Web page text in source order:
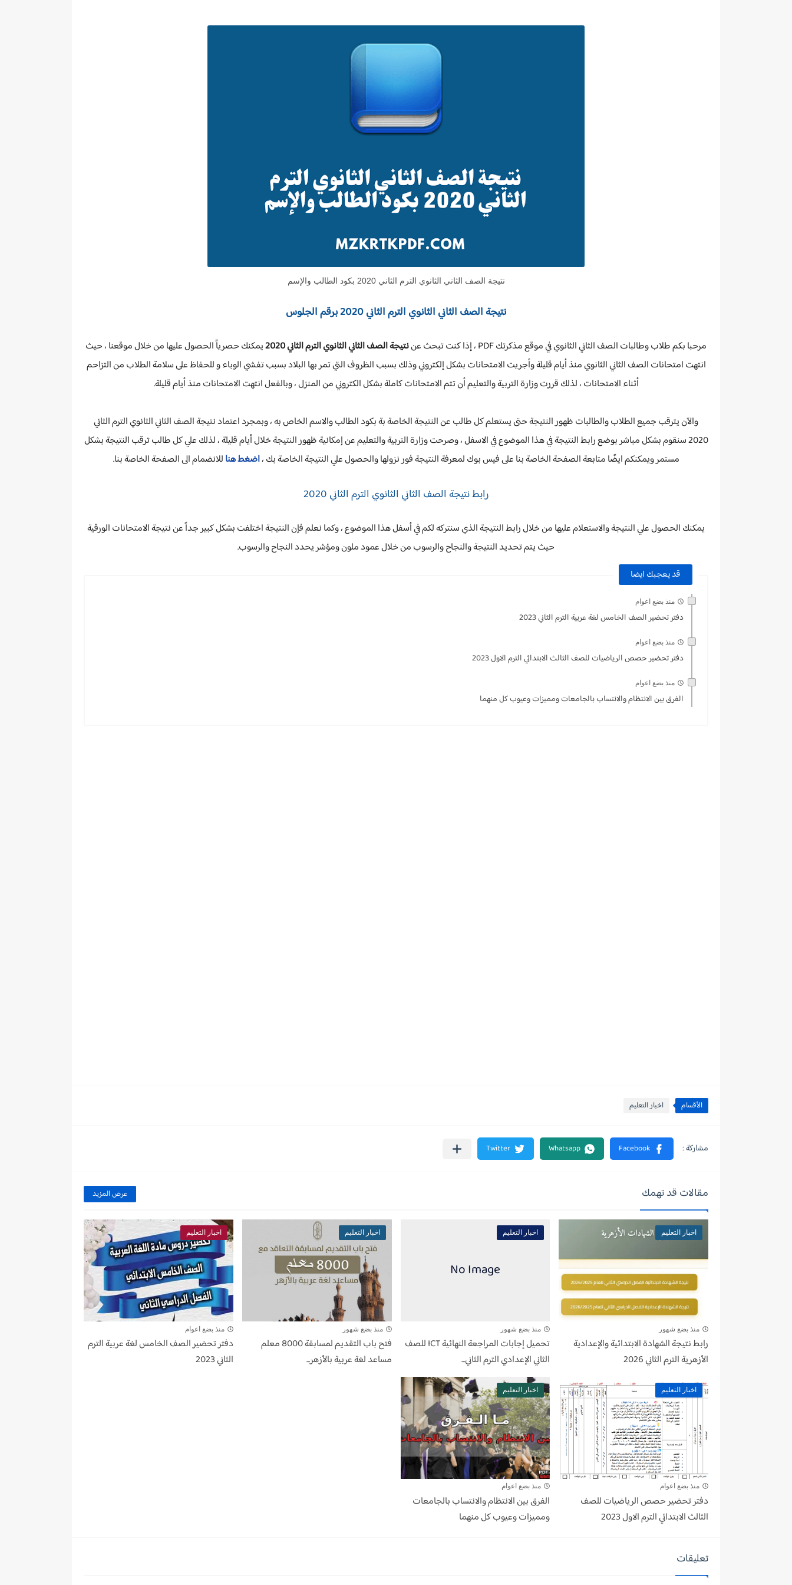
نتيجة الصف الثاني الثانوي الترم الثاني 2020 بكود الطالب والإسم
نتيجة الصف الثاني الثانوي الترم الثاني 2020 برقم الجلوس
مرحبا بكم طلاب وطالبات الصف الثاني الثانوي في موقع مذكرتك PDF ، إذا كنت تبحث عن نتيجة الصف الثاني الثانوي الترم الثاني 2020
يمكنك حصرياً الحصول عليها من خلال موقعنا ، حيث
انتهت امتحانات الصف الثاني الثانوي منذ أيام قليلة وأجريت الامتحانات بشكل إلكتروني وذلك بسبب الظروف التي تمر بها البلاد بسبب تفشي الوباء و للحفاظ على سلامة الطلاب من التزاحم
أثناء الامتحانات ، لذلك قررت وزارة التربية والتعليم أن تتم الامتحانات كاملة بشكل الكتروني من المنزل ، وبالفعل انتهت الامتحانات منذ أيام قليلة.
والآن يترقب جميع الطلاب والطالبات ظهور النتيجة حتى يستعلم كل طالب عن النتيجة الخاصة بة بكود الطالب والاسم الخاص به ، وبمجرد اعتماد نتيجةالصف الثاني الثانوي الترم الثاني
2020 سنقوم بشكل مباشر بوضع رابط النتيجة في هذا الموضوع في الاسفل ، وصرحت وزارة التربية والتعليم عن إمكانية ظهور النتيجة خلال أيام قليلة ، لذلك علي كل طالب ترقب النتيجة بشكل
مستمر ويمكنكم ايضًا متابعة الصفحة الخاصة بنا على فيس بوك لمعرفة النتيجة فور نزولها والحصول علي النتيجة الخاصة بك ،اضغط هناللانضمام الى الصفحة الخاصة بنا.
رابطنتيجة الصف الثاني الثانوي الترم الثاني 2020
يمكنك الحصول علي النتيجة والاستعلام عليها من خلال رابط النتيجة الذي سنتركه لكم في أسفل هذا الموضوع ، وكما نعلم فإن النتيجة اختلفت بشكل كبير جداً عن نتيجة الامتحانات الورقية
حيث يتم تحديد النتيجة والنجاح والرسوب من خلال عمود ملون ومؤشر يحدد النجاح والرسوب.
قد يعجبك ايضا
منذ بضع اعوام
دفتر تحضير الصف الخامس لغة عربية الترم الثاني 2023
منذ بضع اعوام
دفتر تحضير حصص الرياضيات للصف الثالث الابتدائي الترم الاول 2023
منذ بضع اعوام
الفرق بين الانتظام والانتساب بالجامعات ومميزات وعيوب كل منهما
الأقسام اخبار التعليم
مقالات قد تهمك عرض المزيد
اخبار التعليم
منذ بضع شهور
رابط نتيجة الشهادة الابتدائية والإعدادية
الأزهرية الترم الثاني 2026
اخبار التعليم
منذ بضع شهور
تحميل إجابات المراجعة النهائية ICT للصف
الثاني الإعدادي الترم الثاني...
اخبار التعليم
منذ بضع شهور
فتح باب التقديم لمسابقة 8000 معلم
مساعد لغة عربية بالأزهر...
اخبار التعليم
منذ بضع اعوام
دفتر تحضير الصف الخامس لغة عربية الترم
الثاني 2023
اخبار التعليم
منذ بضع اعوام
دفتر تحضير حصص الرياضيات للصف
الثالث الابتدائي الترم الاول 2023
اخبار التعليم
منذ بضع اعوام
الفرق بين الانتظام والانتساب بالجامعات
ومميزات وعيوب كل منهما
تعليقات